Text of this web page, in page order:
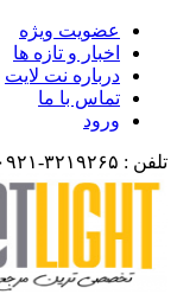
عضویت ویژه
اخبار و تازه ها
درباره نت لایت
تماس با ما
ورود
تلفن : ۳۲۱۹۲۶۵-۰۹۲۱